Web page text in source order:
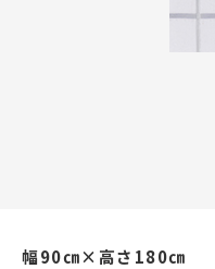
幅90㎝×高さ180㎝